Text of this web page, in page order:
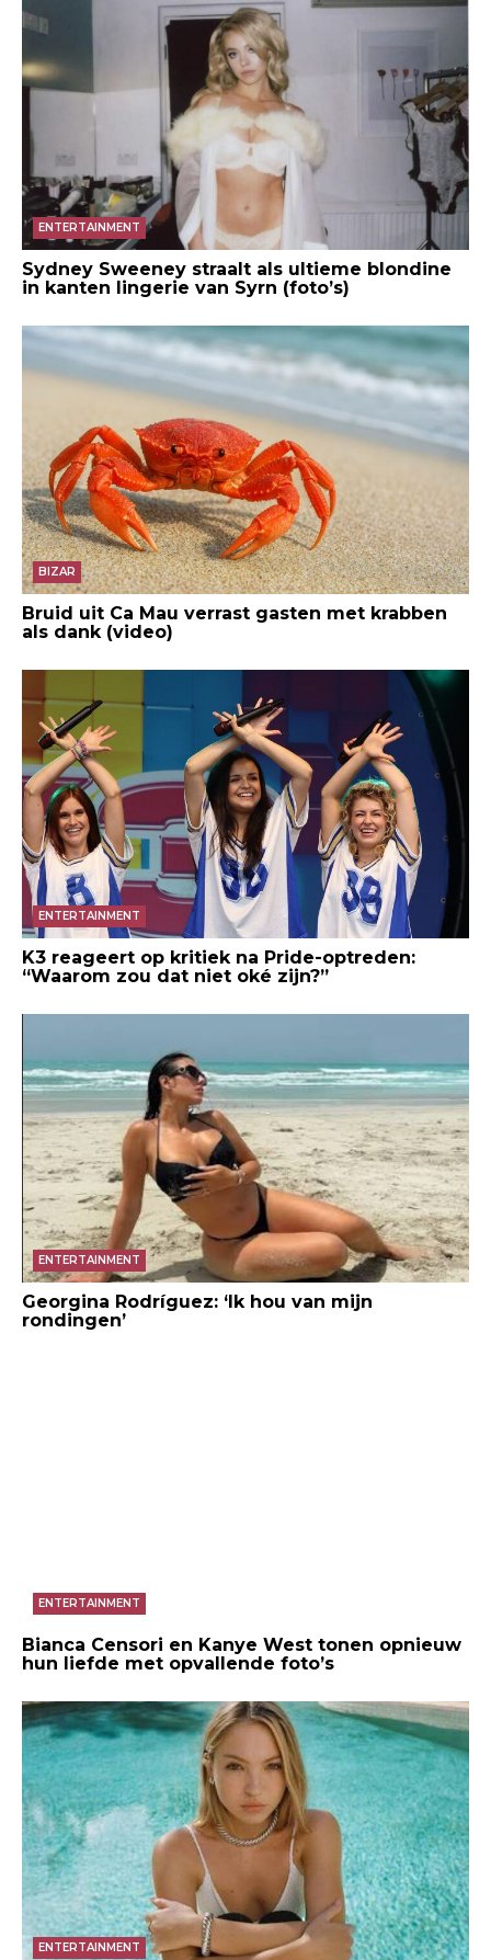
ENTERTAINMENT
Sydney Sweeney straalt als ultieme blondine
in kanten lingerie van Syrn (foto’s)
BIZAR
Bruid uit Ca Mau verrast gasten met krabben
als dank (video)
ENTERTAINMENT
K3 reageert op kritiek na Pride-optreden:
“Waarom zou dat niet oké zijn?”
ENTERTAINMENT
Georgina Rodríguez: ‘Ik hou van mijn
rondingen’
ENTERTAINMENT
Bianca Censori en Kanye West tonen opnieuw
hun liefde met opvallende foto’s
ENTERTAINMENT